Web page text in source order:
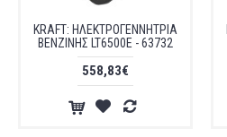
KRAFT: ΗΛΕΚΤΡΟΓΕΝΝΗΤΡΙΑ
ΒΕΝΖΙΝΗΣ LT6500E - 63732
558,83€